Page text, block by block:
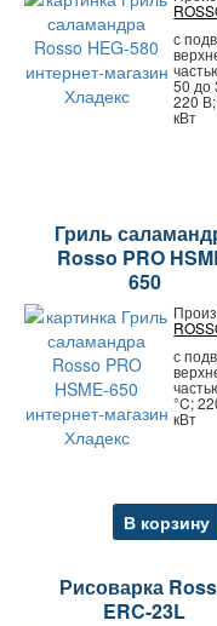
с
50 до
220
кВт
Гриль
Rosso PRO
650
с
°C;
кВт
В корзину
Рисоварка
ERC-23L